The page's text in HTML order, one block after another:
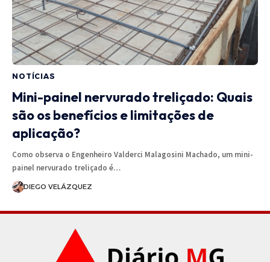
NOTÍCIAS
Mini-painel nervurado treliçado: Quais
são os benefícios e limitações de
aplicação?
Como observa o Engenheiro Valderci Malagosini Machado, um mini-
painel nervurado treliçado é…
DIEGO VELÁZQUEZ